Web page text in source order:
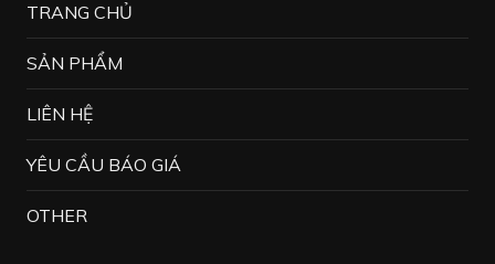
TRANG CHỦ
SẢN PHẨM
LIÊN HỆ
YÊU CẦU BÁO GIÁ
OTHER